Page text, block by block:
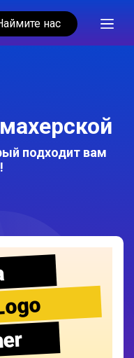
нас
подходит вам